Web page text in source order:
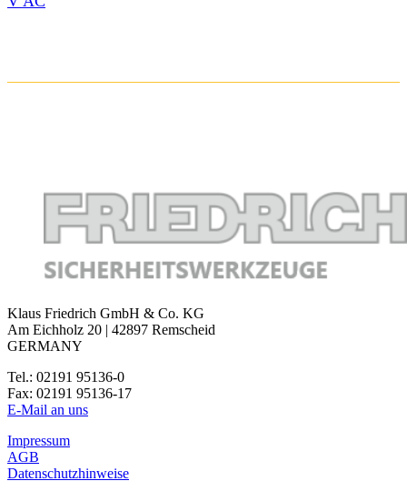
Klaus Friedrich GmbH & Co. KG
Am Eichholz 20 | 42897 Remscheid
GERMANY
Tel.: 02191 95136-0
Fax: 02191 95136-17
E-Mail an uns
Impressum
AGB
Datenschutzhinweise